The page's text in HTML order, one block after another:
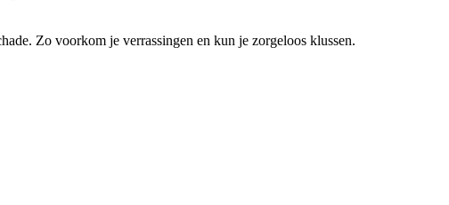
Zo voorkom je verrassingen en kun je zorgeloos klussen.